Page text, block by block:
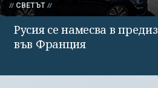
СВЕТЪТ
Русия се намесва в
във Франция